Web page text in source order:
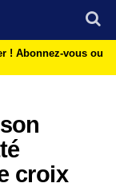
! Abonnez-vous ou
croix